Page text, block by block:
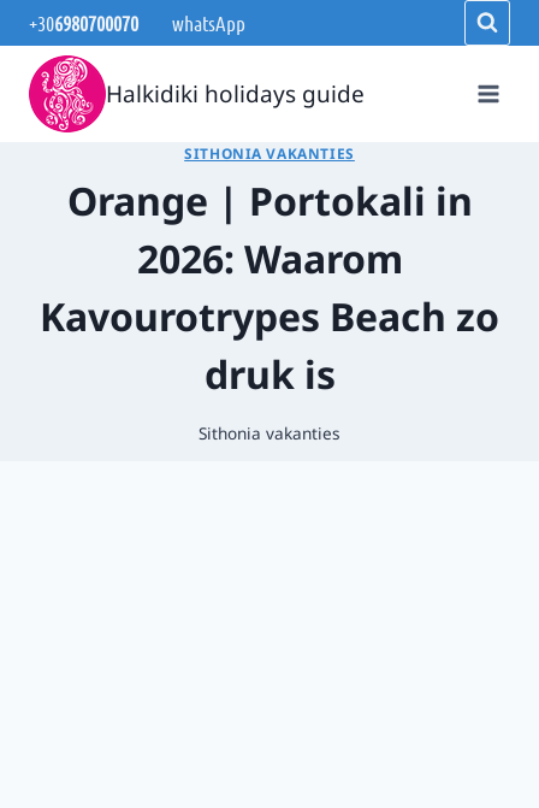
Doorgaan
naar
inhoud
+306980700070 whatsApp
Halkidiki holidays guide
SITHONIA VAKANTIES
Orange | Portokali in
2026: Waarom
Kavourotrypes Beach zo
druk is
Sithonia vakanties